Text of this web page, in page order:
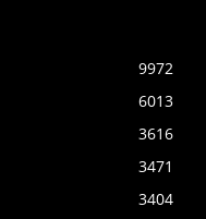
9972
6013
3616
3471
3404